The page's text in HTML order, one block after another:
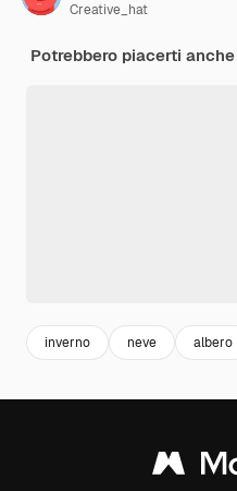
Creative_hat
Potrebbero piacerti
inverno neve albero